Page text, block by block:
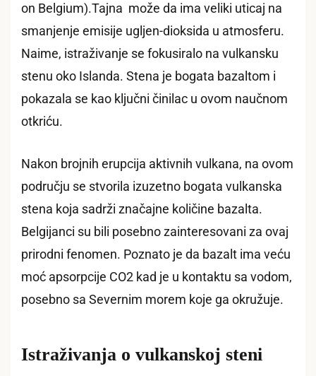
on Belgium).Tajna može da ima veliki uticaj na
smanjenje emisije ugljen-dioksida u atmosferu.
Naime, istraživanje se fokusiralo na vulkansku
stenu oko Islanda. Stena je bogata bazaltom i
pokazala se kao ključni činilac u ovom naučnom
otkriću.
Nakon brojnih erupcija aktivnih vulkana, na ovom
području se stvorila izuzetno bogata vulkanska
stena koja sadrži značajne količine bazalta.
Belgijanci su bili posebno zainteresovani za ovaj
prirodni fenomen. Poznato je da bazalt ima veću
moć apsorpcije CO2 kad je u kontaktu sa vodom,
posebno sa Severnim morem koje ga okružuje.
Istraživanja o vulkanskoj steni